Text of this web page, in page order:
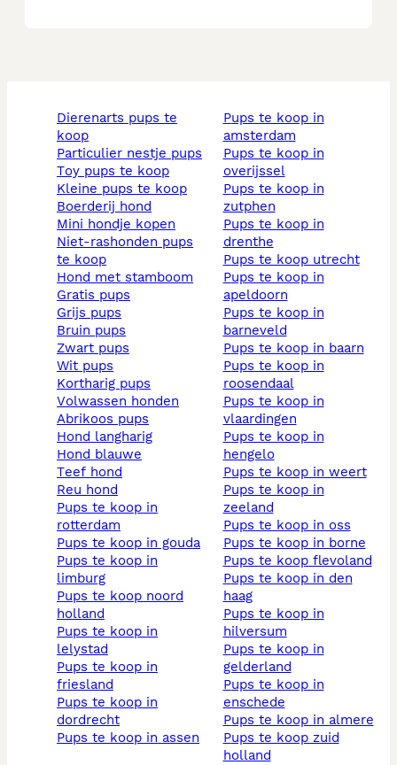
dierenarts pups te
koop
particulier nestje pups
toy pups te koop
kleine pups te koop
boerderij hond
mini hondje kopen
niet-rashonden pups
te koop
hond met stamboom
gratis pups
grijs pups
bruin pups
zwart pups
wit pups
kortharig pups
volwassen honden
abrikoos pups
hond langharig
hond blauwe
teef hond
reu hond
pups te koop in
rotterdam
pups te koop in gouda
pups te koop in
limburg
pups te koop noord
holland
pups te koop in
lelystad
pups te koop in
friesland
pups te koop in
dordrecht
pups te koop in assen
pups te koop in
amsterdam
pups te koop in
overijssel
pups te koop in
zutphen
pups te koop in
drenthe
pups te koop utrecht
pups te koop in
apeldoorn
pups te koop in
barneveld
pups te koop in baarn
pups te koop in
roosendaal
pups te koop in
vlaardingen
pups te koop in
hengelo
pups te koop in weert
pups te koop in
zeeland
pups te koop in oss
pups te koop in borne
pups te koop flevoland
pups te koop in den
haag
pups te koop in
hilversum
pups te koop in
gelderland
pups te koop in
enschede
pups te koop in almere
pups te koop zuid
holland